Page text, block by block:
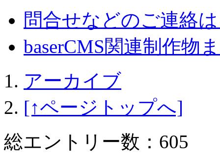
問合せなどのご連絡
baserCMS関連制作物
アーカイブ
[↑ページトップへ]
総エントリー数：605